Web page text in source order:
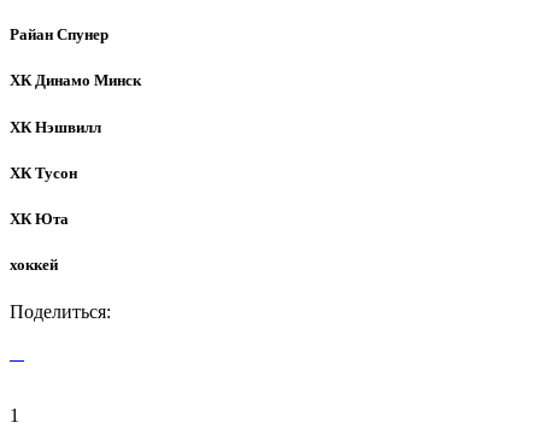
Райан Спунер
ХК Динамо Минск
ХК Нэшвилл
ХК Тусон
ХК Юта
хоккей
Поделиться:
1